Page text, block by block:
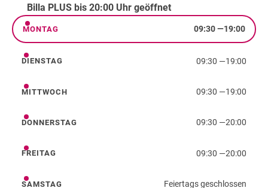
Billa PLUS bis 20:00 Uhr geöffnet
Montag
MONTAG 09:30—19:00
Dienstag
DIENSTAG 09:30 —19:00
Mittwoch
MITTWOCH 09:30 —19:00
Donnerstag
DONNERSTAG 09:30 —20:00
Freitag
FREITAG 09:30 —20:00
SAMSTAG Feiertags geschlossen